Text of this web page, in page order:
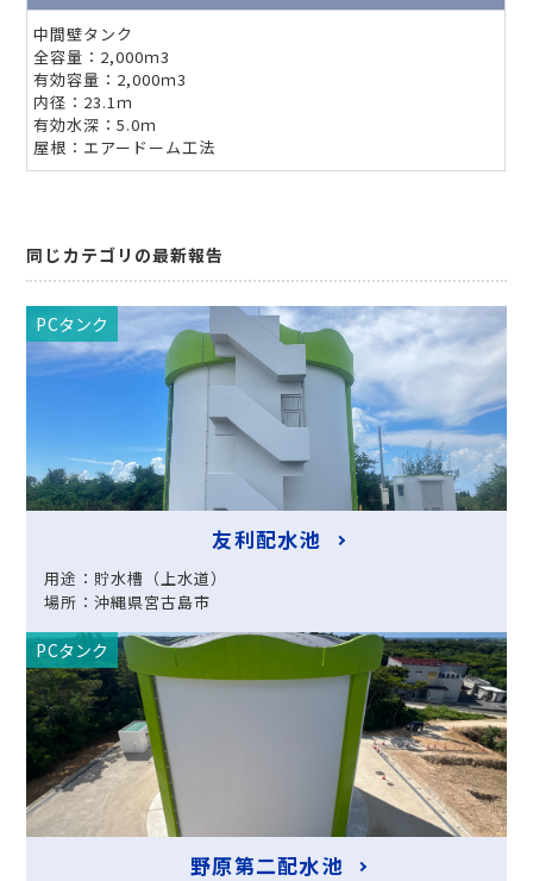
中間壁タンク
全容量：2,000ｍ3
有効容量：2,000ｍ3
内径：23.1ｍ
有効水深：5.0ｍ
屋根：エアードーム工法
同じカテゴリの最新報告
PCタンク
友利配水池
用途：貯水槽（上水道）
場所：沖縄県宮古島市
PCタンク
野原第二配水池